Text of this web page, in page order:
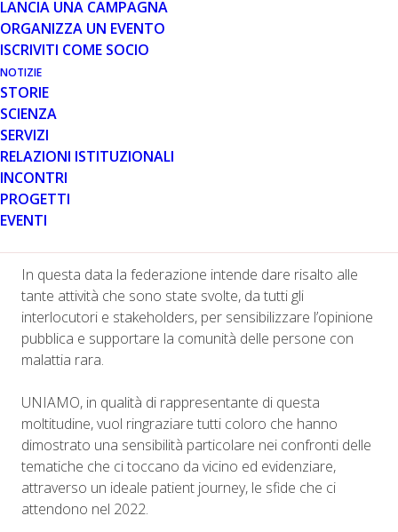
LANCIA UNA CAMPAGNA
ORGANIZZA UN EVENTO
ISCRIVITI COME SOCIO
NOTIZIE
STORIE
SCIENZA
SERVIZI
RELAZIONI ISTITUZIONALI
INCONTRI
PROGETTI
EVENTI
Il28 febbraio dalle ore 10.00 alle ore 13.15
allaGalleria Nazionale d’Arte Moderna di Roma
appuntamento organizzato da UNIAMO per celebrare i
15 anni della Giornata delle Malattie Rare.
In questa data la federazione intende dare risalto alle
tante attività che sono state svolte, da tutti gli
interlocutori e stakeholders, per sensibilizzare l’opinione
pubblica e supportare la comunità delle persone con
malattia rara.
UNIAMO, in qualità di rappresentante di questa
moltitudine, vuol ringraziare tutti coloro che hanno
dimostrato una sensibilità particolare nei confronti delle
tematiche che ci toccano da vicino ed evidenziare,
attraverso un ideale patient journey, le sfide che ci
attendono nel 2022.